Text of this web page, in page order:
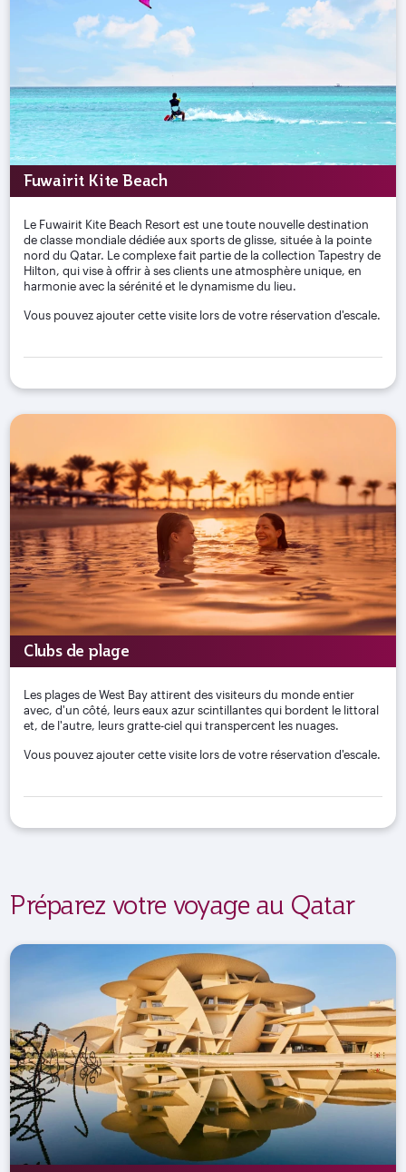
Fuwairit Kite Beach
Le Fuwairit Kite Beach Resort est une toute nouvelle destination
de classe mondiale dédiée aux sports de glisse, située à la pointe
nord du Qatar. Le complexe fait partie de la collection Tapestry de
Hilton, qui vise à offrir à ses clients une atmosphère unique, en
harmonie avec la sérénité et le dynamisme du lieu.
Vous pouvez ajouter cette visite lors de votre réservation d'escale.
Clubs de plage
Les plages de West Bay attirent des visiteurs du monde entier
avec, d'un côté, leurs eaux azur scintillantes qui bordent le littoral
et, de l'autre, leurs gratte-ciel qui transpercent les nuages.
Vous pouvez ajouter cette visite lors de votre réservation d'escale.
Préparez votre voyage au Qatar